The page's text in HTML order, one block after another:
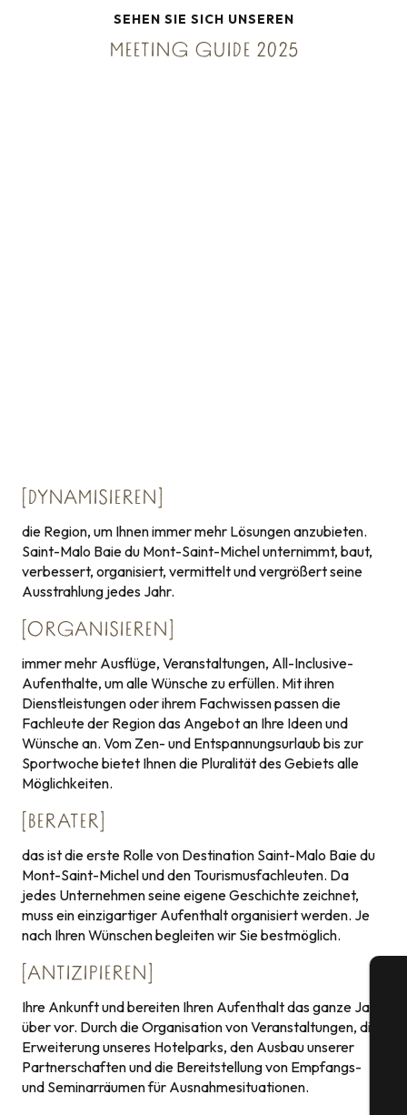
SEHEN SIE SICH UNSEREN
MEETING GUIDE 2025
[DYNAMISIEREN]
die Region, um Ihnen immer mehr Lösungen anzubieten.
Saint-Malo Baie du Mont-Saint-Michel unternimmt, baut,
verbessert, organisiert, vermittelt und vergrößert seine
Ausstrahlung jedes Jahr.
[ORGANISIEREN]
immer mehr Ausflüge, Veranstaltungen, All-Inclusive-
Aufenthalte, um alle Wünsche zu erfüllen. Mit ihren
Dienstleistungen oder ihrem Fachwissen passen die
Fachleute der Region das Angebot an Ihre Ideen und
Wünsche an. Vom Zen- und Entspannungsurlaub bis zur
Sportwoche bietet Ihnen die Pluralität des Gebiets alle
Möglichkeiten.
[BERATER]
das ist die erste Rolle von Destination Saint-Malo Baie du
Mont-Saint-Michel und den Tourismusfachleuten. Da
jedes Unternehmen seine eigene Geschichte zeichnet,
muss ein einzigartiger Aufenthalt organisiert werden. Je
nach Ihren Wünschen begleiten wir Sie bestmöglich.
[ANTIZIPIEREN]
Ihre Ankunft und bereiten Ihren Aufenthalt das ganze Jahr
über vor. Durch die Organisation von Veranstaltungen, die
Erweiterung unseres Hotelparks, den Ausbau unserer
Partnerschaften und die Bereitstellung von Empfangs-
und Seminarräumen für Ausnahmesituationen.